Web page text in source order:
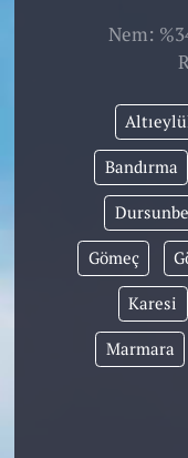
Nem:
Bandırma
Gömeç
Karesi
Marmara